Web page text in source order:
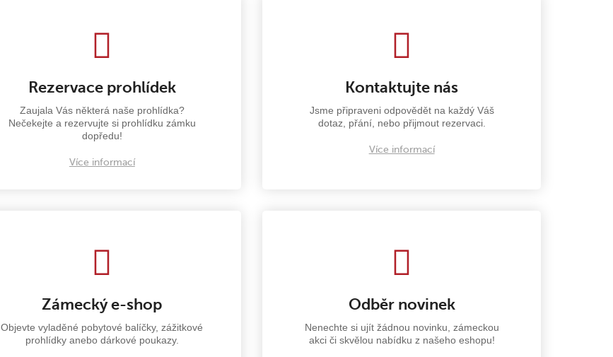
Rezervace prohlídek
Zaujala Vás některá naše prohlídka?
Nečekejte a rezervujte si prohlídku zámku
dopředu!
Více informací
Kontaktujte nás
Jsme připraveni odpovědět na každý Váš
dotaz, přání, nebo přijmout rezervaci.
Více informací
Zámecký e-shop
Objevte vyladěné pobytové balíčky, zážitkové
prohlídky anebo dárkové poukazy.
Odběr novinek
Nenechte si ujít žádnou novinku, zámeckou
akci či skvělou nabídku z našeho eshopu!